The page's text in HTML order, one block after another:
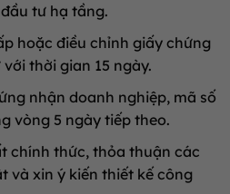
tư hạ tầng.
hoặc điều chỉnh giấy chứng
thời gian 15 ngày.
nhận doanh nghiệp, mã số
vòng 5 ngày tiếp theo.
chính thức, thỏa thuận các
và xin ý kiến thiết kế công